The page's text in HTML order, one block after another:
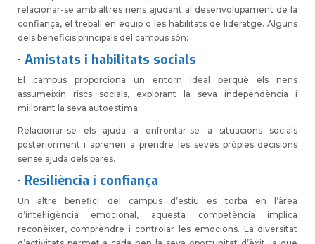
relacionar-se amb altres nens ajudant al desenvolupament de la
confiança, el treball en equip o les habilitats de lideratge. Alguns
dels beneficis principals del campus són:
· Amistats i habilitats socials
El campus proporciona un entorn ideal perquè els nens
assumeixin riscs socials, explorant la seva independència i
millorant la seva autoestima.
Relacionar-se els ajuda a enfrontar-se a situacions socials
posteriorment i aprenen a prendre les seves pròpies decisions
sense ajuda dels pares.
· Resiliència i confiança
Un altre benefici del campus d’estiu es torba en l’àrea
d’intel·ligència emocional, aquesta competència implica
reconèixer, comprendre i controlar les emocions. La diversitat